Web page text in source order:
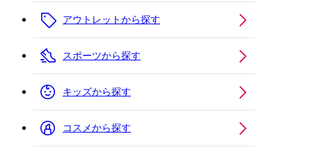
アウトレットから探す
スポーツから探す
キッズから探す
コスメから探す